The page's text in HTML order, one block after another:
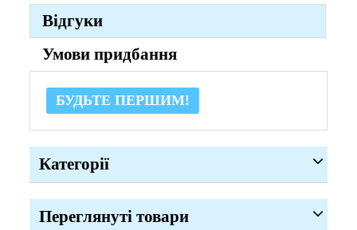
Відгуки
Умови придбання
БУДЬТЕ ПЕРШИМ!
Категорії
Переглянуті товари